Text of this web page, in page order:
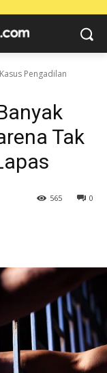
Pengadilan
Tak
0
565